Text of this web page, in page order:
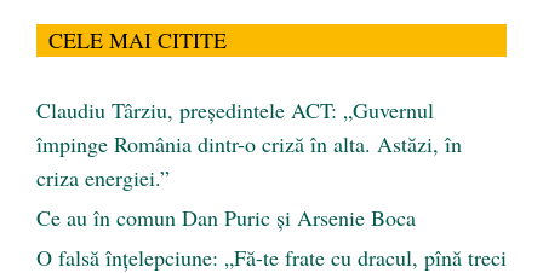
CELE MAI CITITE
Claudiu Târziu, președintele ACT: „Guvernul
împinge România dintr-o criză în alta. Astăzi, în
criza energiei.”
Ce au în comun Dan Puric şi Arsenie Boca
O falsă înțelepciune: „Fă-te frate cu dracul, pînă treci